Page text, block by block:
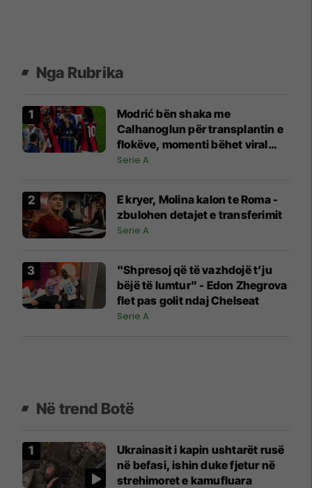
Nga Rubrika
Modrić bën shaka me
Calhanoglun për transplantin e
flokëve, momenti bëhet viral
pas derbit
Serie A
E kryer, Molina kalon te Roma -
zbulohen detajet e transferimit
Serie A
"Shpresoj që të vazhdojë t’ju
bëjë të lumtur" - Edon Zhegrova
flet pas golit ndaj Chelseat
Serie A
Në trend Botë
Ukrainasit i kapin ushtarët rusë
në befasi, ishin duke fjetur në
strehimoret e kamufluara